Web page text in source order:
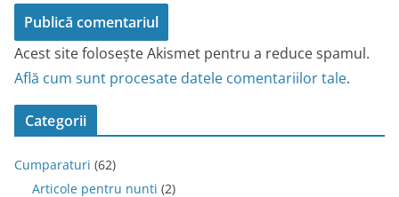
Acest site folosește Akismet pentru a reduce spamul.
Află cum sunt procesate datele comentariilor tale.
Categorii
Cumparaturi (62)
Articole pentru nunti (2)